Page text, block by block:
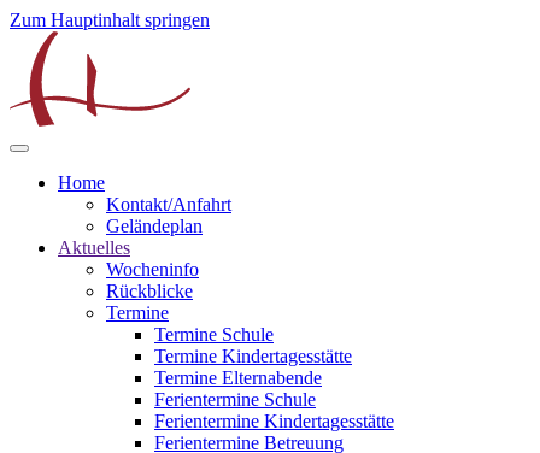
Zum Hauptinhalt springen
Home
Kontakt/Anfahrt
Geländeplan
Aktuelles
Wocheninfo
Rückblicke
Termine
Termine Schule
Termine Kindertagesstätte
Termine Elternabende
Ferientermine Schule
Ferientermine Kindertagesstätte
Ferientermine Betreuung